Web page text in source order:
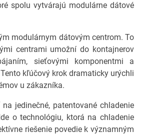
spolu vytvárajú modulárne dátové
modulárnym dátovým centrom. To
centrami umožní do kontajnerov
sieťovými komponentmi a
kľúčový krok dramaticky urýchli
u zákazníka.
jedinečné, patentované chladenie
o technológiu, ktorá na chladenie
riešenie povedie k významným